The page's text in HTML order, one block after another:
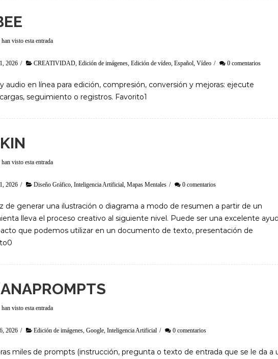
visto esta entrada
2026 / CREATIVIDAD Edición de imágenes Edición de vídeo Español Vídeo / 0 comentarios
audio en línea para edición, compresión, conversión y mejoras: ejecute
seguimiento o registros. Favorito1
visto esta entrada
2026 / Diseño Gráfico Inteligencia Artificial Mapas Mentales / 0 comentarios
de generar una ilustración o diagrama a modo de resumen a partir de un
lleva el proceso creativo al siguiente nivel. Puede ser una excelente
que podemos utilizar en un documento de texto, presentación de
visto esta entrada
2026 / Edición de imágenes Google Inteligencia Artificial / 0 comentarios
miles de prompts (instrucción, pregunta o texto de entrada que se le da a